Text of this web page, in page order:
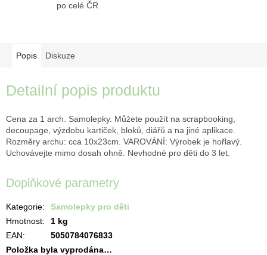
po celé ČR
Popis Diskuze
Detailní popis produktu
Cena za 1 arch. Samolepky. Můžete použít na scrapbooking,
decoupage, výzdobu kartiček, bloků, diářů a na jiné aplikace.
Rozměry archu: cca 10x23cm. VAROVÁNÍ: Výrobek je hořlavý.
Uchovávejte mimo dosah ohně. Nevhodné pro děti do 3 let.
Doplňkové parametry
Kategorie:
Samolepky pro děti
Hmotnost:
1 kg
EAN:
5050784076833
Položka byla vyprodána…